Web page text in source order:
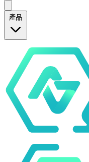
產品